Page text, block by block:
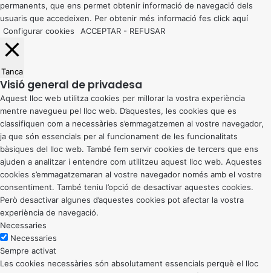
permanents, que ens permet obtenir informació de navegació dels
usuaris que accedeixen. Per obtenir més informació fes click aquí
Configurar cookies
ACCEPTAR - REFUSAR
Tanca
Visió general de privadesa
Aquest lloc web utilitza cookies per millorar la vostra experiència
mentre navegueu pel lloc web. D’aquestes, les cookies que es
classifiquen com a necessàries s’emmagatzemen al vostre navegador,
ja que són essencials per al funcionament de les funcionalitats
bàsiques del lloc web. També fem servir cookies de tercers que ens
ajuden a analitzar i entendre com utilitzeu aquest lloc web. Aquestes
cookies s’emmagatzemaran al vostre navegador només amb el vostre
consentiment. També teniu l’opció de desactivar aquestes cookies.
Però desactivar algunes d’aquestes cookies pot afectar la vostra
experiència de navegació.
Necessaries
Necessaries
Sempre activat
Les cookies necessàries són absolutament essencials perquè el lloc